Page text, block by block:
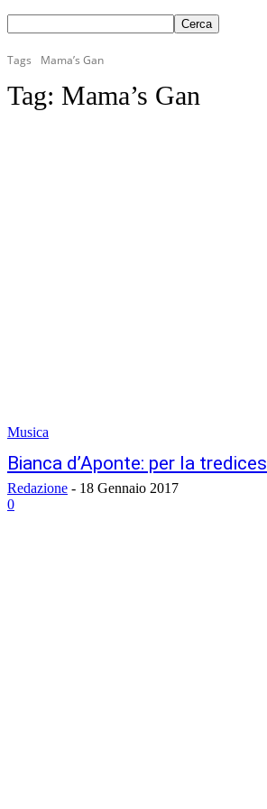
Tags Mama’s Gan
Tag: Mama’s Gan
Musica
Bianca d’Aponte: per la
Redazione - 18 Gennaio 2017
0